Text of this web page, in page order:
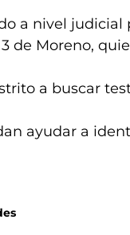
a nivel
de Moreno,
a buscar
ayudar a